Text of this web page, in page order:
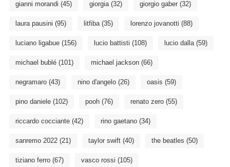
gianni morandi (45) giorgia(32) giorgio gaber(32)
laura pausini (95) litfiba(35) lorenzo jovanotti (88)
luciano ligabue(156) lucio battisti (108) lucio dalla(59)
michael bublé(101) michael jackson(66)
negramaro(43) nino d'angelo(26) oasis (59)
pino daniele(102) pooh(76) renato zero(55)
riccardo cocciante(42) rino gaetano(34)
sanremo 2022(21) taylor swift(40) the beatles (50)
tiziano ferro(67) vasco rossi (105)